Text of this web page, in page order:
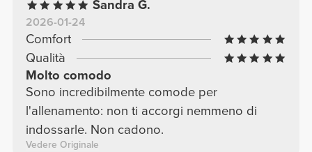
Sandra G.
2026-01-24
Comfort
Qualità
Molto comodo
Sono incredibilmente comode per
l'allenamento: non ti accorgi nemmeno di
indossarle. Non cadono.
Vedere Originale